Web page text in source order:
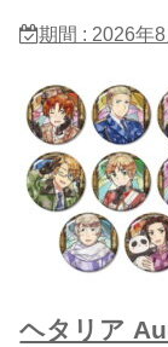
期間 : 2026年
ヘタリア